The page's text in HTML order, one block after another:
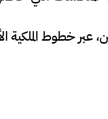
عبر خطوط الملكية